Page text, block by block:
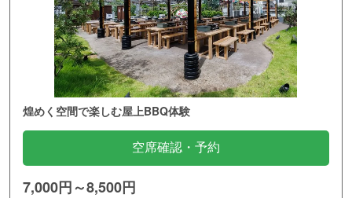
煌めく空間で楽しむ屋上BBQ体験
空席確認・予約
7,000円～8,500円